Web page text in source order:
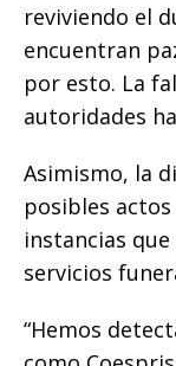
reviviendo el
encuentran
por esto. La
autoridades
Asimismo, la
posibles
instancias
servicios
“Hemos